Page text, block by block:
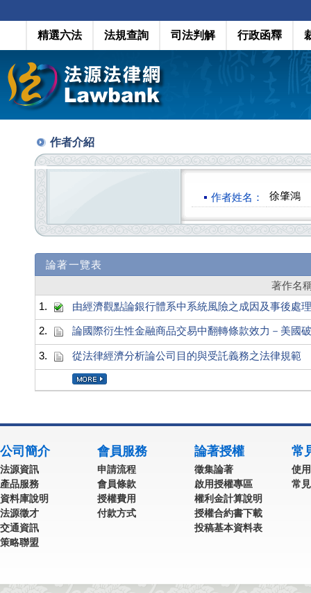
精選六法 法規查詢 司法判解 行政函釋
作者介紹
作者姓名： 徐肇鴻
論著一覽表
著作名
1.
由經濟觀點論銀行體系中系統風險之成因及事後處
2. 論國際衍生性金融商品交易中翻轉條款效力－美國
3. 從法律經濟分析論公司目的與受託義務之法律規範
公司簡介
法源資訊
產品服務
資料庫說明
法源徵才
交通資訊
策略聯盟
會員服務
申請流程
會員條款
授權費用
付款方式
論著授權
徵集論著
啟用授權專區
權利金計算說明
授權合約書下載
投稿基本資料表
常
使
常